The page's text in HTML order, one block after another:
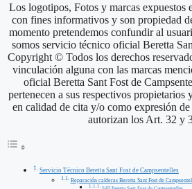
Los logotipos, Fotos y marcas expuestos
con fines informativos y son propiedad
momento pretendemos confundir al
somos servicio técnico oficial Beretta
Copyright © Todos los derechos
vinculación alguna con las marcas
oficial Beretta Sant Fost de
pertenecen a sus respectivos propietarios
en calidad de cita y/o como expresión
autorizan los Art. 32 y
Servicio Técnico Beretta Sant Fost de Campsentelles
Reparación calderas Beretta Sant Fost de